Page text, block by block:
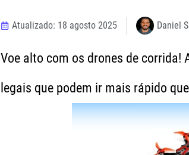
Atualizado: 18 agosto 2025 Daniel
Voe alto com os drones de corrida!
legais que podem ir mais rápido